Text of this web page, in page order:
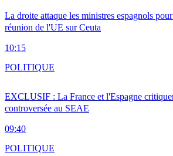
La droite attaque les ministres espagnols
réunion de l'UE sur Ceuta
10:15
EXCLUSIF : La France et l'Espagne
controversée au SEAE
09:40
POLITIQUE
POLITIQUE